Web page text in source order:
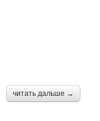
читать дальше →